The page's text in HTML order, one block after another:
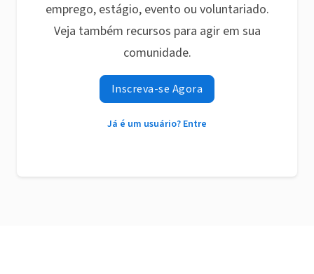
emprego, estágio, evento ou voluntariado.
Veja também recursos para agir em sua
comunidade.
Inscreva-se Agora
Já é um usuário? Entre